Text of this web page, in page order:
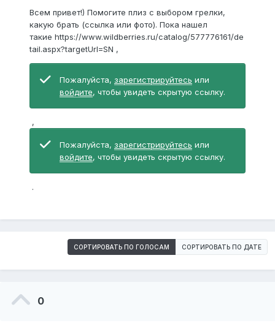
Всем привет!) Помогите плиз с выбором грелки,
какую брать (ссылка или фото). Пока нашел
такие https://www.wildberries.ru/catalog/577776161/de
tail.aspx?targetUrl=SN ,
Пожалуйста, зарегистрируйтесь или
войдите, чтобы увидеть скрытую ссылку.
,
Пожалуйста, зарегистрируйтесь или
войдите, чтобы увидеть скрытую ссылку.
.
СОРТИРОВАТЬ ПО ГОЛОСАМ СОРТИРОВАТЬ ПО ДАТЕ
0